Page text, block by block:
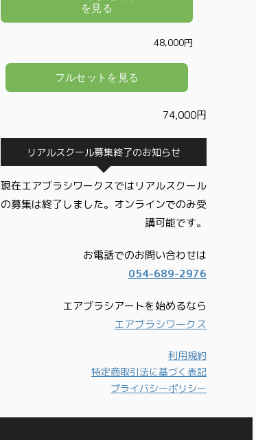
48,000円
74,000円
リアルスクール募集終了のお知らせ
現在エアブラシワークスではリアルスクール
の募集は終了しました。オンラインでのみ受
講可能です。
お電話でのお問い合わせは
054-689-2976
エアブラシアートを始めるなら
エアブラシワークス
利用規約
特定商取引法に基づく表記
プライバシーポリシー